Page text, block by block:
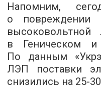
Напомним,
о повреждении
высоковольтной
в Геническом и
По данным
ЛЭП поставки
снизились на 25-